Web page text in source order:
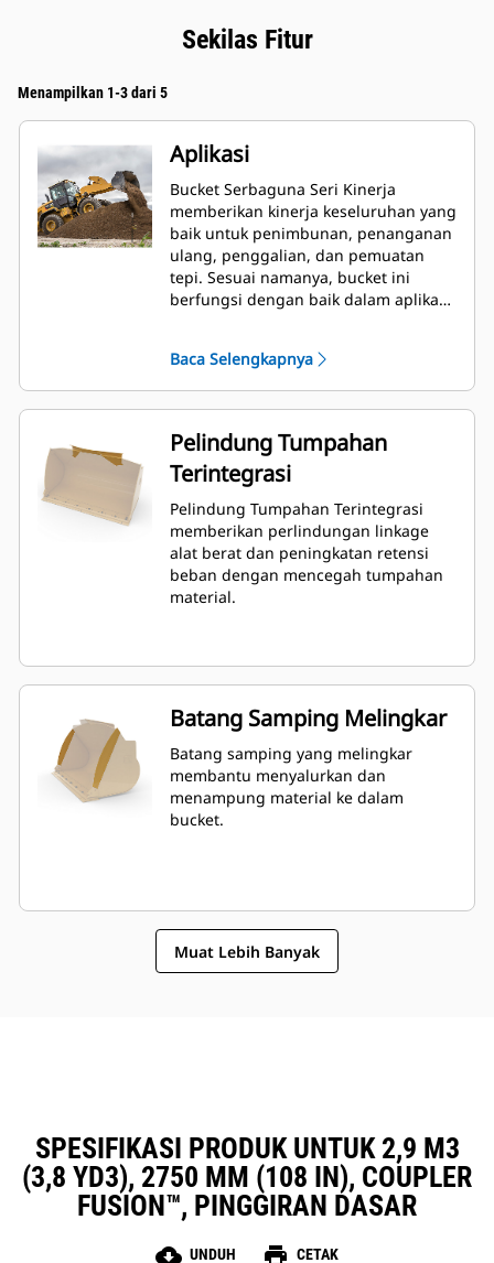
Sekilas Fitur
Menampilkan 1-3 dari 5
Aplikasi
Bucket Serbaguna Seri Kinerja
memberikan kinerja keseluruhan yang
baik untuk penimbunan, penanganan
ulang, penggalian, dan pemuatan
tepi. Sesuai namanya, bucket ini
berfungsi dengan baik dalam aplikasi
daya dobrak dan kondisi abrasi
standar. Ideal untuk aplikasi
penyeretan mundur dan pembuatan
kemiringan. Faktor pengisian untuk
bucket Seri Kinerja dapat ditingkatkan
hingga 115% dari kapasitas maksimal
yang ditentukan.
Baca Selengkapnya
Pelindung Tumpahan
Terintegrasi
Pelindung Tumpahan Terintegrasi
memberikan perlindungan linkage
alat berat dan peningkatan retensi
beban dengan mencegah tumpahan
material.
Batang Samping Melingkar
Batang samping yang melingkar
membantu menyalurkan dan
menampung material ke dalam
bucket.
Muat Lebih Banyak
SPESIFIKASI PRODUK UNTUK 2,9 M3
(3,8 YD3), 2750 MM (108 IN), COUPLER
FUSION™, PINGGIRAN DASAR
cloud_download UNDUH print CETAK